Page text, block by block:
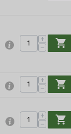
+
−
shopping_cart
+
−
shopping_cart
+
−
shopping_cart